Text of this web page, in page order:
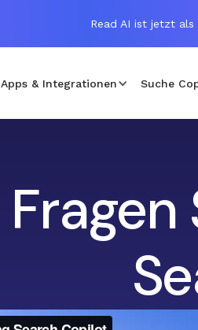
Read AI ist jetzt als
Apps & Integrationen Suche
Fragen